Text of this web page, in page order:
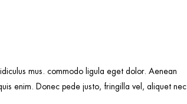
mus. commodo ligula eget dolor. Aenean
enim. Donec pede justo, fringilla vel, aliquet nec